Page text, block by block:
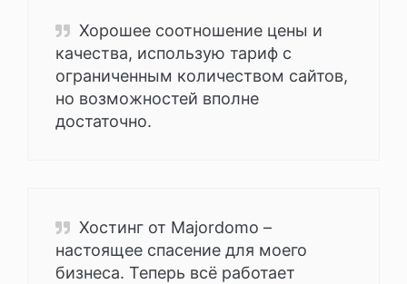
Хорошее соотношение цены и
качества, использую тариф с
ограниченным количеством сайтов,
но возможностей вполне
достаточно.
Хостинг от Majordomo –
настоящее спасение для моего
бизнеса. Теперь всё работает